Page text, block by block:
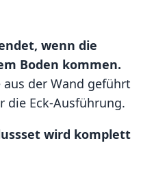
wenn die
Boden kommen.
der Wand geführt
die Eck-Ausführung.
wird komplett